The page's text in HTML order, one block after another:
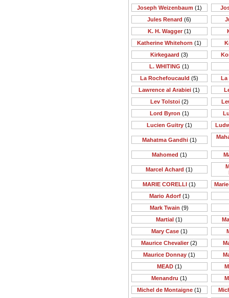
Joseph Weizenbaum (1)
Jules Renard (6)
K. H. Wagger(1)
Katherine Whitehorn (1)
Kirkegaard (3)
L. WHITING (1)
La Rochefoucauld (5)
La
Lawrence al Arabiei (1)
Lev Tolstoi(2)
Lord Byron (1)
Lucien Guitry(1)
Mahatma Gandhi(1)
Mahomed (1)
Marcel Achard (1)
MARIE CORELLI (1)
Mario Adorf(1)
Mark Twain (9)
Martial (1)
Mary Case(1)
Maurice Chevalier (2)
Maurice Donnay (1)
MEAD(1)
Menandru (1)
Michel de Montaigne (1)